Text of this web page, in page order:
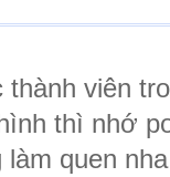
thành viên
thì nhớ
quen